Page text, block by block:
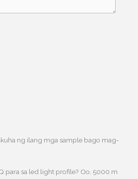
ng ilang mga sample bago mag-
para sa led light profile? Oo, 5000 m